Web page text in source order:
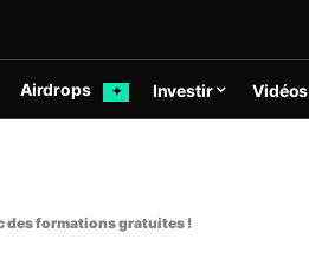
Airdrops ✦ Investir Vidéos
des formations gratuites !